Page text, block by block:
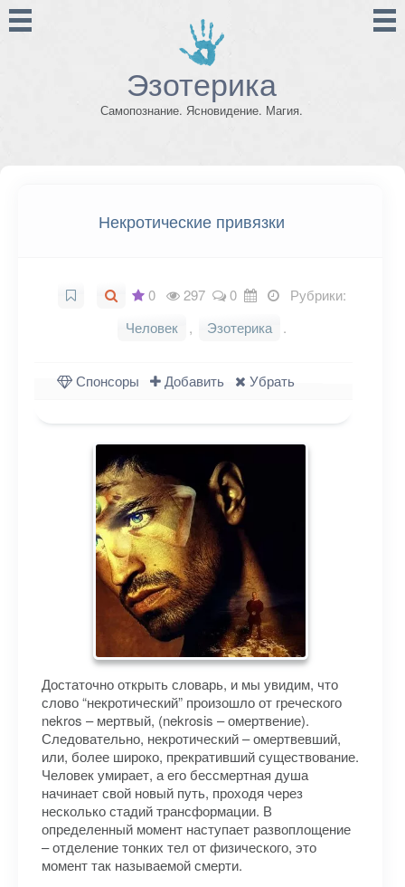
Эзотерика
Самопознание. Ясновидение. Магия.
Некротические привязки
0 297 0
Рубрики:
Человек
, Эзотерика .
Спонсоры Добавить Убрать
Достаточно открыть словарь, и мы увидим, что
слово “некротический” произошло от греческого
nekros – мертвый, (nekrosis – омертвение).
Следовательно, некротический – омертвевший,
или, более широко, прекративший существование.
Человек умирает, а его бессмертная душа
начинает свой новый путь, проходя через
несколько стадий трансформации. В
определенный момент наступает развоплощение
– отделение тонких тел от физического, это
момент так называемой смерти.